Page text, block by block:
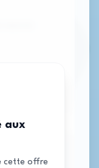
aux
cette offre